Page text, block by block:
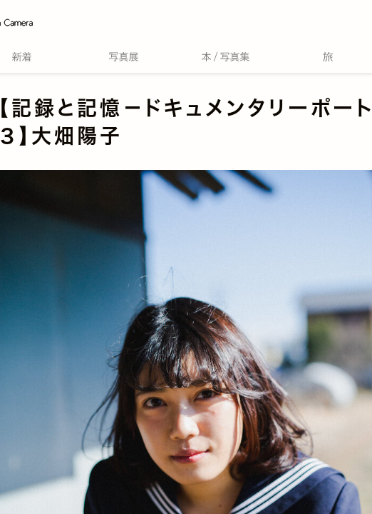
【記録と記憶－ドキュメンタリーポート
３】大畑陽子